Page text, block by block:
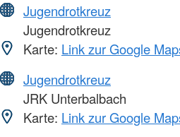
Jugendrotkreuz
Jugendrotkreuz
Karte: Link zur Google
Jugendrotkreuz
JRK Unterbalbach
Karte: Link zur Google